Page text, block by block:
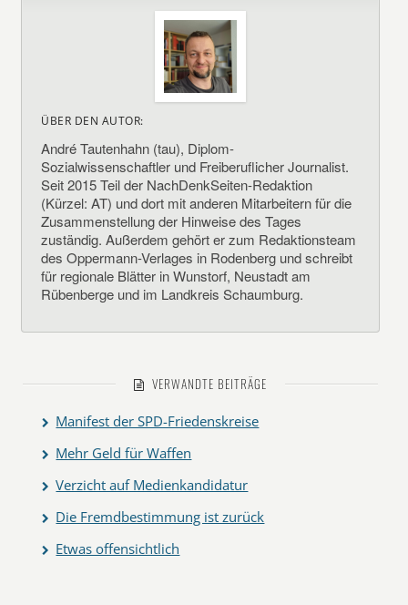
ÜBER DEN AUTOR:
André Tautenhahn (tau), Diplom-
Sozialwissenschaftler und Freiberuflicher Journalist.
Seit 2015 Teil der NachDenkSeiten-Redaktion
(Kürzel: AT) und dort mit anderen Mitarbeitern für die
Zusammenstellung der Hinweise des Tages
zuständig. Außerdem gehört er zum Redaktionsteam
des Oppermann-Verlages in Rodenberg und schreibt
für regionale Blätter in Wunstorf, Neustadt am
Rübenberge und im Landkreis Schaumburg.
VERWANDTE BEITRÄGE
Manifest der SPD-Friedenskreise
Mehr Geld für Waffen
Verzicht auf Medienkandidatur
Die Fremdbestimmung ist zurück
Etwas offensichtlich